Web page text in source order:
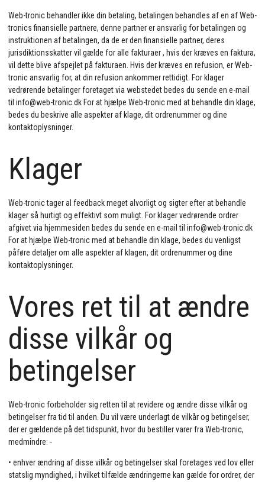
Web-tronic behandler ikke din betaling, betalingen behandles af en af Web-
tronics finansielle partnere, denne partner er ansvarlig for betalingen og
instruktionen af betalingen, da de er den finansielle partner, deres
jurisdiktionsskatter vil gælde for alle fakturaer , hvis der kræves en faktura,
vil dette blive afspejlet på fakturaen. Hvis der kræves en refusion, er Web-
tronic ansvarlig for, at din refusion ankommer rettidigt. For klager
vedrørende betalinger foretaget via webstedet bedes du sende en e-mail
til info@web-tronic.dk For at hjælpe Web-tronic med at behandle din klage,
bedes du beskrive alle aspekter af klage, dit ordrenummer og dine
kontaktoplysninger.
Klager
Web-tronic tager al feedback meget alvorligt og sigter efter at behandle
klager så hurtigt og effektivt som muligt. For klager vedrørende ordrer
afgivet via hjemmesiden bedes du sende en e-mail til info@web-tronic.dk
For at hjælpe Web-tronic med at behandle din klage, bedes du venligst
påføre detaljer om alle aspekter af klagen, dit ordrenummer og dine
kontaktoplysninger.
Vores ret til at ændre
disse vilkår og
betingelser
Web-tronic forbeholder sig retten til at revidere og ændre disse vilkår og
betingelser fra tid til anden. Du vil være underlagt de vilkår og betingelser,
der er gældende på det tidspunkt, hvor du bestiller varer fra Web-tronic,
medmindre: -
• enhver ændring af disse vilkår og betingelser skal foretages ved lov eller
statslig myndighed, i hvilket tilfælde ændringerne kan gælde for ordrer, der